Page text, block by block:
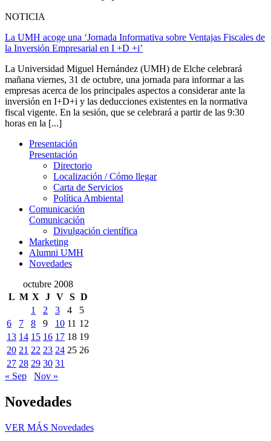
NOTICIA
La UMH acoge una ‘Jornada Informativa sobre Ventajas Fiscales de
la Inversión Empresarial en I +D +i’
La Universidad Miguel Hernández (UMH) de Elche celebrará
mañana viernes, 31 de octubre, una jornada para informar a las
empresas acerca de los principales aspectos a considerar ante la
inversión en I+D+i y las deducciones existentes en la normativa
fiscal vigente. En la sesión, que se celebrará a partir de las 9:30
horas en la [...]
Presentación
Presentación
Directorio
Localización / Cómo llegar
Carta de Servicios
Política Ambiental
Comunicación
Comunicación
Divulgación científica
Marketing
Alumni UMH
Novedades
octubre 2008
L M X J V S D
1
2 3 4
5
6
7 8 9 10 11 12
13 14 15 16 17 18 19
20 21 22 23 24 25 26
27 28 29 30 31
« Sep
Nov »
Novedades
VER MÁS Novedades